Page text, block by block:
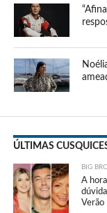
ÚLTIMAS
BIG
A
Verão